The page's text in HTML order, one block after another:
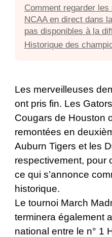
Comment regarder
NCAA en direct dans
pas disponibles à la
Historique des
Les merveilleuses
ont pris fin. Les
Cougars de Houston
remontées en
Auburn Tigers et les
respectivement, pour
ce qui s’annonce
historique.
Le tournoi March
terminera également
national entre le n° 1